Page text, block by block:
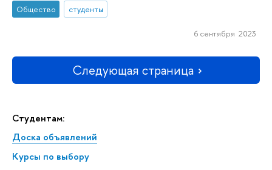
Студентам:
Доска объявлений
Курсы по выбору
Общество студенты
6 сентября 2023
Следующая страница